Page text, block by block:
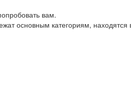
вам.
основным категориям, находятся